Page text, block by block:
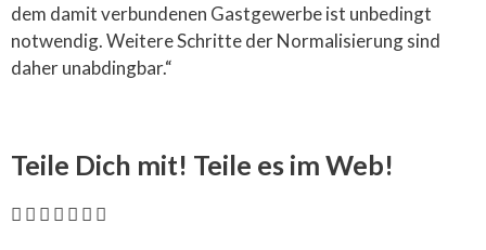
dem damit verbundenen Gastgewerbe ist unbedingt
notwendig. Weitere Schritte der Normalisierung sind
daher unabdingbar.“
Teile Dich mit! Teile es im Web!